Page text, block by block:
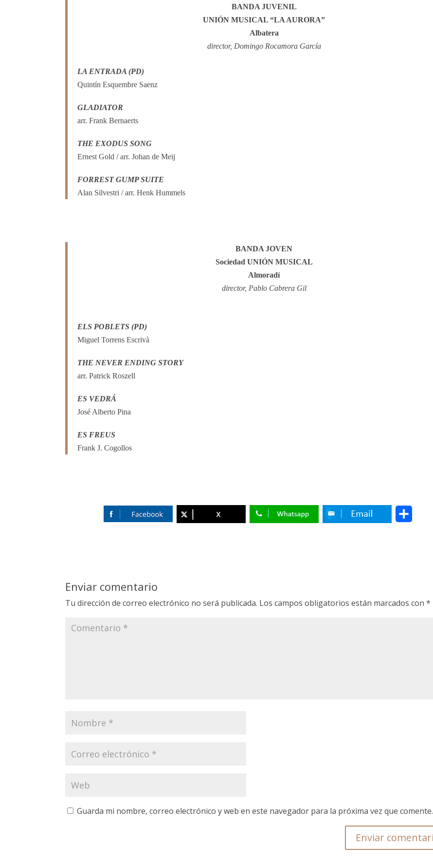
BANDA JUVENIL
UNIÓN MUSICAL “LA AURORA”
Albatera
director, Domingo Rocamora García
LA ENTRADA (PD)
Quintín Esquembre Saenz
GLADIATOR
arr. Frank Bernaerts
THE EXODUS SONG
Ernest Gold / arr. Johan de Meij
FORREST GUMP SUITE
Alan Silvestri / arr. Henk Hummels
BANDA JOVEN
Sociedad UNIÓN MUSICAL
Almoradí
director, Pablo Cabrera Gil
ELS POBLETS (PD)
Miguel Torrens Escrivà
THE NEVER ENDING STORY
arr. Patrick Roszell
ES VEDRÁ
José Alberto Pina
ES FREUS
Frank J. Cogollos
Enviar comentario
Tu dirección de correo electrónico no será publicada. Los campos obligatorios están marcados con*
Guarda mi nombre, correo electrónico y web en este navegador para la próxima vez que comente.